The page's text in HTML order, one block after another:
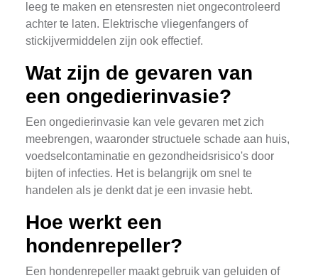
leeg te maken en etensresten niet ongecontroleerd
achter te laten. Elektrische vliegenfangers of
stickijvermiddelen zijn ook effectief.
Wat zijn de gevaren van
een ongedierinvasie?
Een ongedierinvasie kan vele gevaren met zich
meebrengen, waaronder structuele schade aan huis,
voedselcontaminatie en gezondheidsrisico's door
bijten of infecties. Het is belangrijk om snel te
handelen als je denkt dat je een invasie hebt.
Hoe werkt een
hondenrepeller?
Een hondenrepeller maakt gebruik van geluiden of